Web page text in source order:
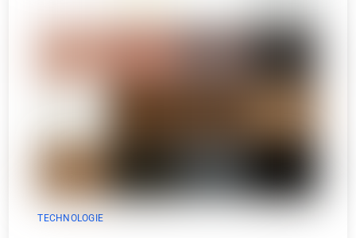
TECHNOLOGIE